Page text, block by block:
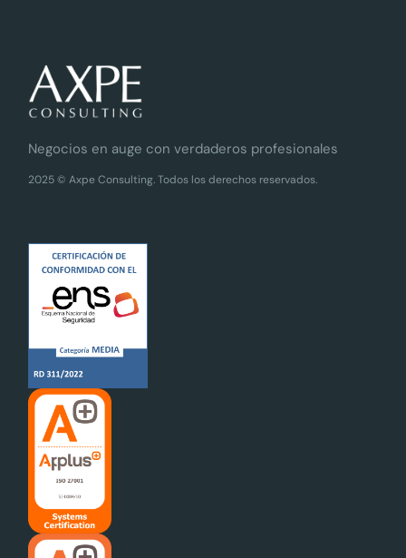
Negocios en auge con verdaderos profesionales
2025 © Axpe Consulting. Todos los derechos reservados.